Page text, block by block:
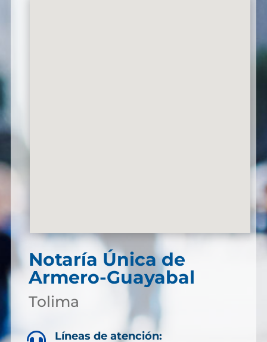
Notaría Única de
Armero-Guayabal
Tolima
Líneas de atención: